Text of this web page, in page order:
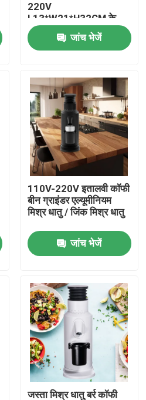
220V
L13*W21*H32CM के
भीतर
जांच भेजें
110V-220V इतालवी कॉफी
बीन ग्राइंडर एल्यूमीनियम
मिश्र धातु / जिंक मिश्र धातु
जांच भेजें
जस्ता मिश्र धातु बर्र कॉफी